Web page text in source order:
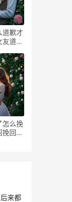
道歉才
道歉
怎么挽
回她
来都